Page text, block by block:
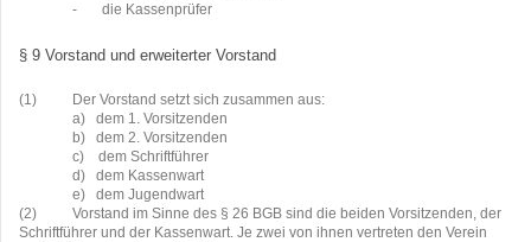
-
die Kassenprüfer
§ 9 Vorstand und erweiterter Vorstand
(1)
Der Vorstand setzt sich zusammen aus:
a)
dem 1. Vorsitzenden
b)
dem 2. Vorsitzenden
c)
dem Schriftführer
d)
dem Kassenwart
e)
dem Jugendwart
(2)
Vorstand im Sinne des § 26 BGB sind die beiden Vorsitzenden, der
Schriftführer und der Kassenwart. Je zwei von ihnen vertreten den Verein